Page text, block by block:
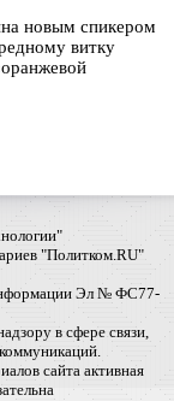
новым спикером
витку
"Политком.RU"
Эл № ФС77-
в сфере связи,
сайта активная